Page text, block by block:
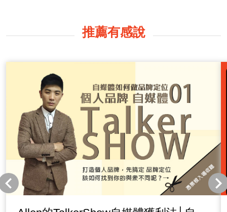
推薦有感說